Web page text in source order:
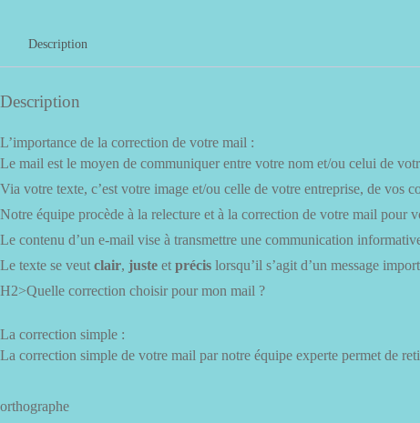
Description
Description
L’importance de la correction de votre mail :
Le mail est le moyen de communiquer entre votre nom et/ou celui de
Via votre texte, c’est votre image et/ou celle de votre entreprise, de vos
Notre équipe procède à la relecture et à la correction de votre mail pour
Le contenu d’un e-mail vise à transmettre une communication
Le texte se veut clair, juste et précis lorsqu’il s’agit d’un message
H2>Quelle correction choisir pour mon mail ?
La correction simple :
La correction simple de votre mail par notre équipe experte permet de
orthographe